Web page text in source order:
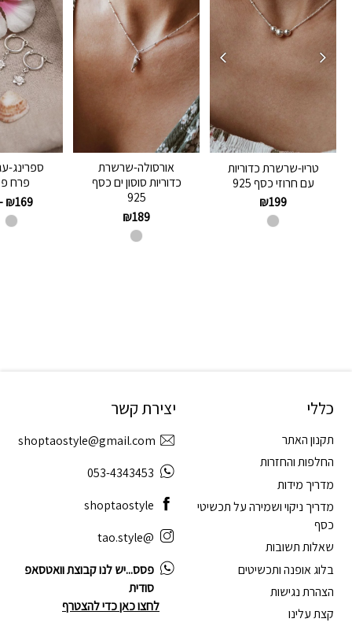
טריו-שרשרת כדוריות
עם חרוזי כסף 925
₪199
אורסולה-שרשרת
כדוריות סוסון ים כסף
925
₪189
ספרינג-
פרח
₪169
כללי
תקנון האתר
החלפות והחזרות
מדריך מידות
מדריך ניקוי ושמירה על תכשיטי
כסף
שאלות תשובות
בלוג אופנה ותכשיטים
הצהרת נגישות
קצת עלינו
יצירת קשר
shoptaostyle@gmail.com
053-4343453
shoptaostyle
@tao.style
פסס...יש לנו קבוצת וואטסאפ
סודית
לחצו כאן כדי להצטרף